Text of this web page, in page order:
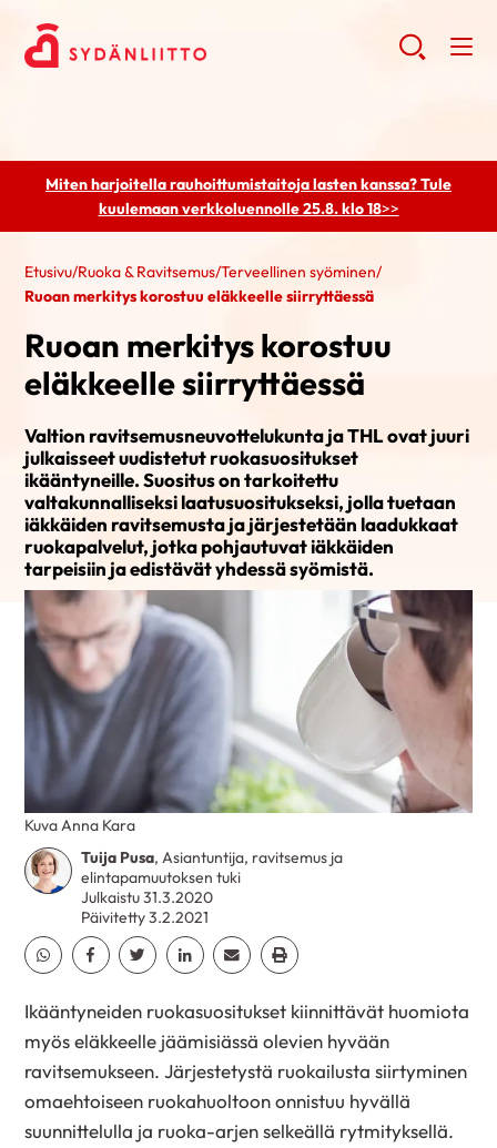
Miten harjoitella rauhoittumistaitoja lasten kanssa? Tule
kuulemaanverkkoluennolle 25.8. klo 18>>
Etusivu/Ruoka & Ravitsemus/Terveellinen syöminen/
Ruoan merkitys korostuu eläkkeelle siirryttäessä
Ruoan merkitys korostuu
eläkkeelle siirryttäessä
Valtion ravitsemusneuvottelukunta ja THL ovat juuri
julkaisseet uudistetut ruokasuositukset
ikääntyneille. Suositus on tarkoitettu
valtakunnalliseksi laatusuositukseksi, jolla tuetaan
iäkkäiden ravitsemusta ja järjestetään laadukkaat
ruokapalvelut, jotka pohjautuvat iäkkäiden
tarpeisiin ja edistävät yhdessä syömistä.
Tuija Pusa, Asiantuntija, ravitsemus ja
elintapamuutoksen tuki
Julkaistu 31.3.2020
Päivitetty 3.2.2021
Jaa Whatsapp
Jaa Facebook
Jaa TwitterJaa Linkedin
Jaa EmailJaa Print
Kuva Anna Kara
Ikääntyneiden ruokasuositukset kiinnittävät huomiota
myös eläkkeelle jäämisiässä olevien hyvään
ravitsemukseen. Järjestetystä ruokailusta siirtyminen
omaehtoiseen ruokahuoltoon onnistuu hyvällä
suunnittelulla ja ruoka-arjen selkeällä rytmityksellä.